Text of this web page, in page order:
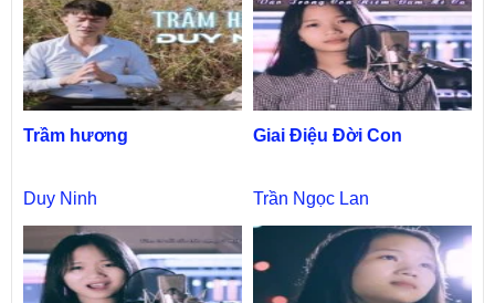
Trầm hương
Duy Ninh
Giai Điệu Đời Con
Trần Ngọc Lan